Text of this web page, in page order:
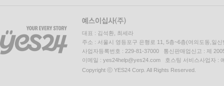
대표 : 김석환, 최세라
주소 : 서울시 영등포구 은행로 11, 5층~6층(여의도동,일신
사업자등록번호 : 229-81-37000 통신판매업신고 : 제
이메일 : yes24help@yes24.com 호스팅 서비스사업자 :
Copyright ⓒ YES24 Corp. All Rights Reserved.